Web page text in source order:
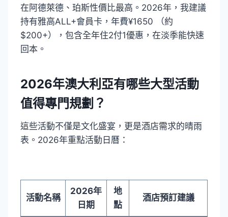
在阿德萊德、珀斯性價比最高。2026年，我建議
持有雅高ALL+會員卡，年費¥1650 （約
$200+），包含全年住2付1優惠，在淡季能快速
回本。
2026年澳大利亞有哪些大型活動
值得專門規劃？
這些活動不僅是文化盛宴，更是酒店需求的晴雨
表。2026年重點活動日曆：
活動名稱
2026年
日期
地
點
酒店預訂建議